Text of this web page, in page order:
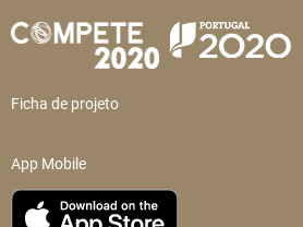
Ficha de projeto
App Mobile